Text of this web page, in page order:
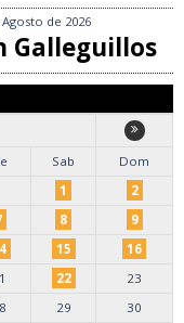
de 2026
Galleguillos
Sab
Dom
1
2
8
9
15
16
22
23
29
30